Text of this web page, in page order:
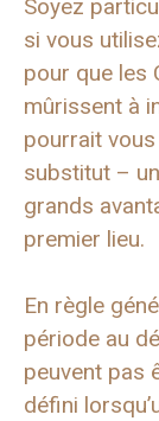
Soyez
si vous
pour que les
mûrissent à
pourrait
substitut –
grands
premier lieu.
En règle
période au
peuvent pas
défini